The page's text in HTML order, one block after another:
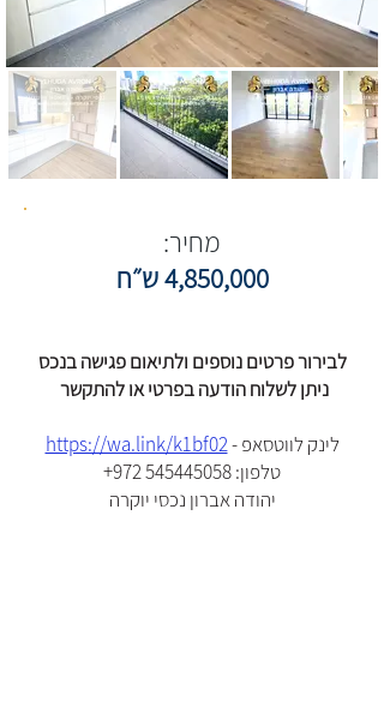
מחיר:
4,850,000 ש״ח
לבירור פרטים נוספים ולתיאום פגישה בנכס
ניתן לשלוח הודעה בפרטי או להתקשר
לינק לווטסאפ -https://wa.link/k1bf02
+972 545445058 :טלפון
יהודה אברון נכסי יוקרה